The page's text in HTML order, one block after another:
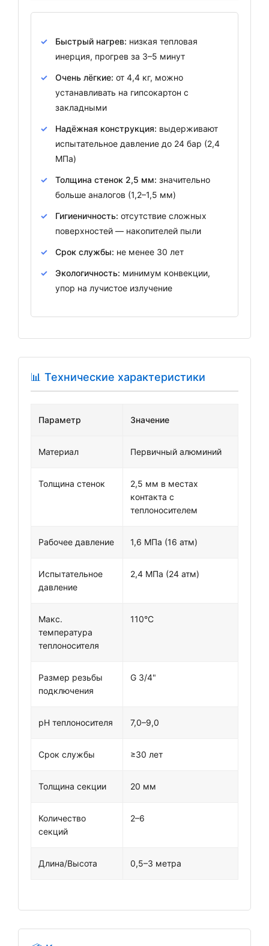
Быстрый нагрев: низкая тепловая
инерция, прогрев за 3–5 минут
Очень лёгкие: от 4,4 кг, можно
устанавливать на гипсокартон с
закладными
Надёжная конструкция: выдерживают
испытательное давление до 24 бар (2,4
МПа)
Толщина стенок 2,5 мм: значительно
больше аналогов (1,2–1,5 мм)
Гигиеничность: отсутствие сложных
поверхностей — накопителей пыли
Срок службы: не менее 30 лет
Экологичность: минимум конвекции,
упор на лучистое излучение
📊 Технические характеристики
Параметр Значение
Материал Первичный алюминий
Толщина стенок
2,5 мм в местах
контакта с
теплоносителем
Рабочее давление 1,6 МПа (16 атм)
Испытательное
давление
2,4 МПа (24 атм)
Макс.
температура
теплоносителя
110°C
Размер резьбы
подключения
G 3/4"
pH теплоносителя 7,0–9,0
Срок службы ≥30 лет
Толщина секции 20 мм
Количество
секций
2–6
Длина/Высота 0,5–3 метра